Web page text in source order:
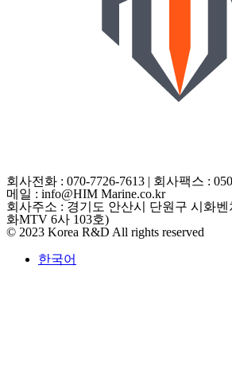
회사전화 : 070-7726-7613 | 회사팩스 :
메일 : info@HIM Marine.co.kr
회사주소 : 경기도 안산시 단원구 시화벤
화MTV 6사 103호)
© 2023 Korea R&D All rights reserved
한국어